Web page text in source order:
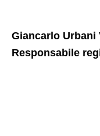
Giancarlo Urbani
Responsabile